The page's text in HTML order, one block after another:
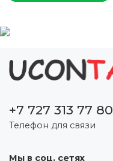
+7 727 313 77 80
Телефон для связи
Мы в соц. сетях